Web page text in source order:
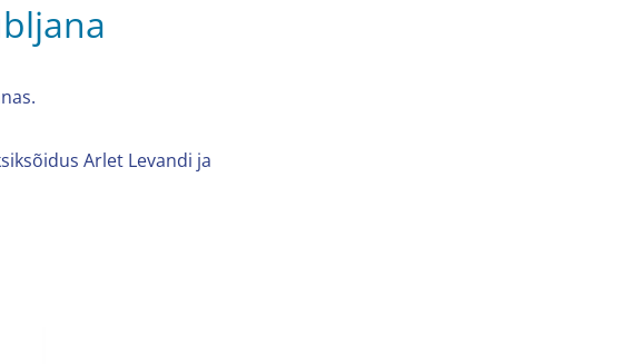
Arlet Levandi ja